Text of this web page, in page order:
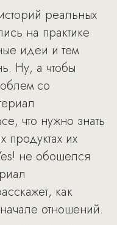
реальных
на практике
идеи и тем
Ну, а чтобы
со
что нужно знать
продуктах их
не обошелся
как
отношений.